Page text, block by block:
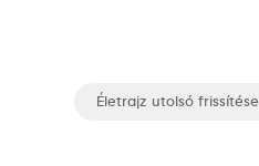
Életrajz utolsó